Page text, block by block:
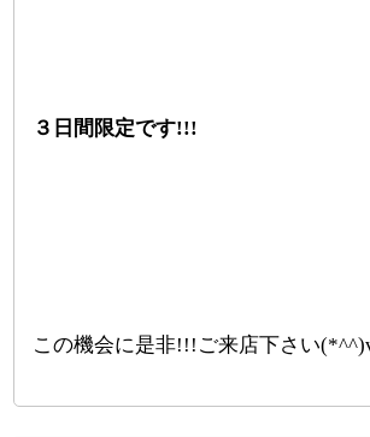
３日間限定です!!!
この機会に是非!!!ご来店下さい